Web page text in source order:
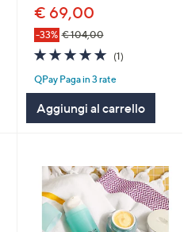
€ 69,00
-33% € 104,00
5.0
of
5
Stars
(1)1
QPay Paga in 3 rate
Aggiungi al carrello